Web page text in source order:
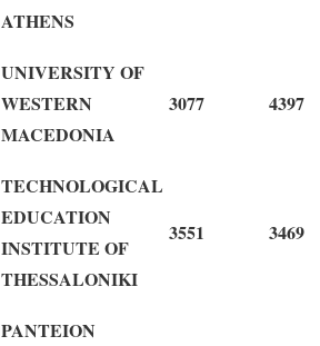
ATHENS
UNIVERSITY OF
WESTERN
MACEDONIA
3077 4397
TECHNOLOGICAL
EDUCATION
INSTITUTE OF
THESSALONIKI
3551 3469
PANTEION